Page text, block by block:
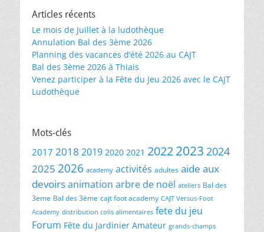
Articles récents
Le mois de Juillet à la ludothèque
Annulation Bal des 3ème 2026
Planning des vacances d’été 2026 au CAJT
Bal des 3ème 2026 à Thiais
Venez participer à la Fête du Jeu 2026 avec le CAJT
Ludothèque
Mots-clés
2017 2018 2019 2020 2021 20222023 2024
2025 2026 academy activités adultes aide aux
devoirsanimation arbre de noël ateliers Bal des
3eme Bal des 3ème cajt foot academy CAJT Versus-Foot
Academy distribution colis alimentaires fete du jeu
Forum Fête du Jardinier Amateur grands-champs